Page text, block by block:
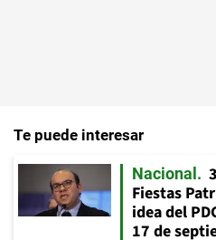
Te puede interesar
Nacional
Fiestas
idea del
17 de